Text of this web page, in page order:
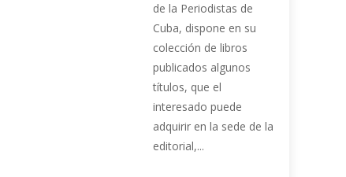
de la Periodistas de
Cuba, dispone en su
colección de libros
publicados algunos
títulos, que el
interesado puede
adquirir en la sede de la
editorial,...